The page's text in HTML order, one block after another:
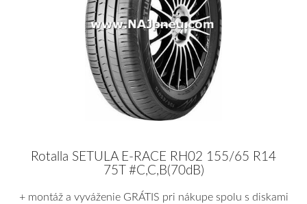
Rotalla SETULA E-RACE RH02 155/65 R14
75T #C,C,B(70dB)
+ montáž a vyváženie GRÁTIS pri nákupe spolu s diskami